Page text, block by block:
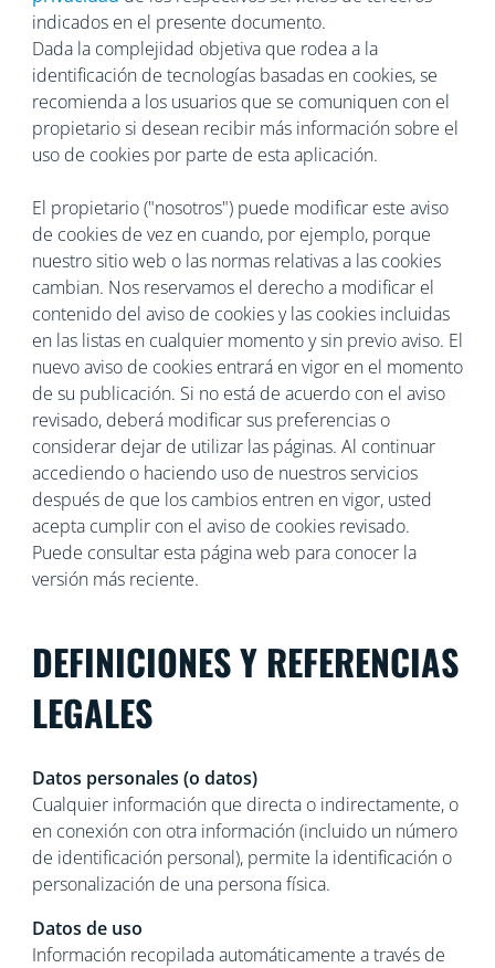
indicados en el presente documento.
Dada la complejidad objetiva que rodea a la
identificación de tecnologías basadas en cookies, se
recomienda a los usuarios que se comuniquen con el
propietario si desean recibir más información sobre el
uso de cookies por parte de esta aplicación.
El propietario ("nosotros") puede modificar este aviso
de cookies de vez en cuando, por ejemplo, porque
nuestro sitio web o las normas relativas a las cookies
cambian. Nos reservamos el derecho a modificar el
contenido del aviso de cookies y las cookies incluidas
en las listas en cualquier momento y sin previo aviso. El
nuevo aviso de cookies entrará en vigor en el momento
de su publicación. Si no está de acuerdo con el aviso
revisado, deberá modificar sus preferencias o
considerar dejar de utilizar las páginas. Al continuar
accediendo o haciendo uso de nuestros servicios
después de que los cambios entren en vigor, usted
acepta cumplir con el aviso de cookies revisado.
Puede consultar esta página web para conocer la
versión más reciente.
DEFINICIONES Y REFERENCIAS
LEGALES
Datos personales (o datos)
Cualquier información que directa o indirectamente, o
en conexión con otra información (incluido un número
de identificación personal), permite la identificación o
personalización de una persona física.
Datos de uso
Información recopilada automáticamente a través de